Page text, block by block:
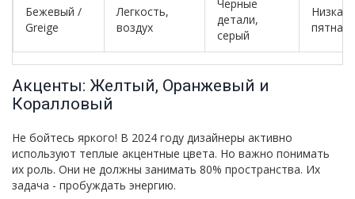
Бежевый /
Greige
Легкость,
воздух
Черные
детали,
серый
Низкая
пятна)
Акценты: Желтый, Оранжевый и
Коралловый
Не бойтесь яркого! В 2024 году дизайнеры активно
используют теплые акцентные цвета. Но важно понимать
их роль. Они не должны занимать 80% пространства. Их
задача - пробуждать энергию.